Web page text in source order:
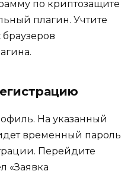
по криптозащите
плагин. Учтите
На указанный
временный пароль
Перейдите
«Заявка